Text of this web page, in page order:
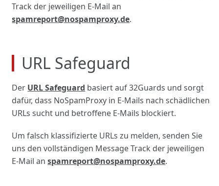
Track der jeweiligen E-Mail an
spamreport@nospamproxy.de.
URL Safeguard
Der URL Safeguard basiert auf 32Guards und sorgt
dafür, dass NoSpamProxy in E-Mails nach schädlichen
URLs sucht und betroffene E-Mails blockiert.
Um falsch klassifizierte URLs zu melden, senden Sie
uns den vollständigen Message Track der jeweiligen
E-Mail anspamreport@nospamproxy.de.